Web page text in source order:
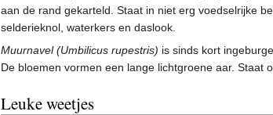
aan de rand gekarteld. Staat in niet erg voedselrijke
selderieknol, waterkers en daslook.
Muurnavel (Umbilicus rupestris) is sinds kort
De bloemen vormen een lange lichtgroene aar. Staat
Leuke weetjes